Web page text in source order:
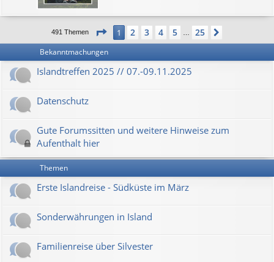
491 Themen Seite 1 von 25
1 2 3 4 5 25
Bekanntmachungen
Islandtreffen 2025 // 07.-09.11.2025
Datenschutz
Gute Forumssitten und weitere Hinweise zum
Aufenthalt hier
Themen
Erste Islandreise - Südküste im März
Sonderwährungen in Island
Familienreise über Silvester